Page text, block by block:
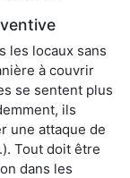
les locaux sans
à couvrir
se sentent plus
ils
une attaque de
Tout doit être
dans les